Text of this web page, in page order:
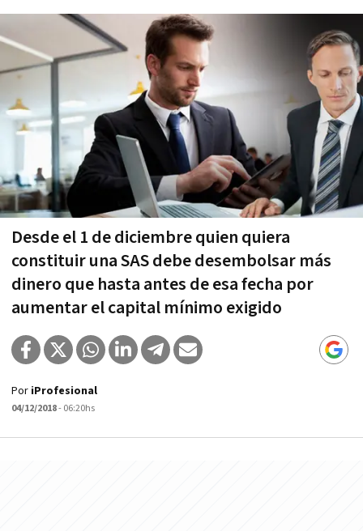
Desde el 1 de diciembre quien quiera
constituir una SAS debe desembolsar más
dinero que hasta antes de esa fecha por
aumentar el capital mínimo exigido
Por iProfesional
04/12/2018- 06:20hs